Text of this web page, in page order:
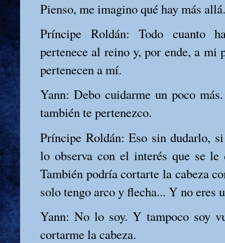
Pienso, me imagino qué hay más allá.
Príncipe Roldán: Todo cuanto
pertenece al reino y, por ende, a mi
pertenecen a mí.
Yann: Debo cuidarme un poco
también te pertenezco.
Príncipe Roldán: Eso sin dudarlo,
lo observa con el interés que se
También podría cortarte la cabeza
solo tengo arco y flecha... Y no eres
Yann: No lo soy. Y tampoco soy
cortarme la cabeza.